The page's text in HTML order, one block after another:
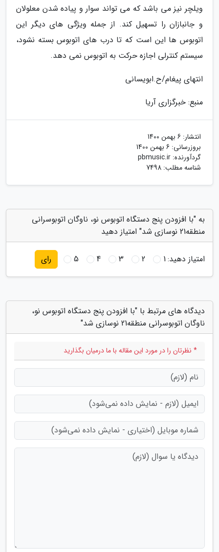
ویلچر نیز می باشد که می تواند سوار و پیاده شدن معلولان
و جانبازان را تسهیل کند. از جمله ویژگی های دیگر این
اتوبوس ها این است که تا درب های اتوبوس بسته نشود،
سیستم کنترلی اجازه حرکت به اتوبوس نمی دهد.
انتهای پیغام/ح.ابویسانی
منبع: خبرگزاری آریا
انتشار: 6 بهمن 1400
بروزرسانی: 6 بهمن 1400
گردآورنده: pbmusic.ir
شناسه مطلب: 7498
به "با افزودن پنج دستگاه اتوبوس نو، ناوگان اتوبوسرانی
منطقه21 نوسازی شد" امتیاز دهید
امتیاز دهید:1
2
3
4
5 رای
دیدگاه های مرتبط با "با افزودن پنج دستگاه اتوبوس نو،
ناوگان اتوبوسرانی منطقه21 نوسازی شد"
* نظرتان را در مورد این مقاله با ما درمیان بگذارید